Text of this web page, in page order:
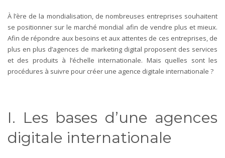
À l’ère de la mondialisation, de nombreuses entreprises souhaitent
se positionner sur le marché mondial afin de vendre plus et mieux.
Afin de répondre aux besoins et aux attentes de ces entreprises, de
plus en plus d’agences de marketing digital proposent des services
et des produits à l’échelle internationale. Mais quelles sont les
procédures à suivre pour créer une agence digitale internationale ?
I. Les bases d’une agences
digitale internationale